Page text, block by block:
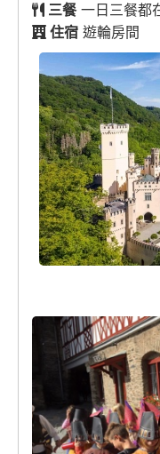
三餐一日三餐都
住宿 遊輪房間